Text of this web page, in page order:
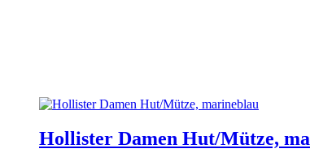
Hollister Damen Hut/Mütze,